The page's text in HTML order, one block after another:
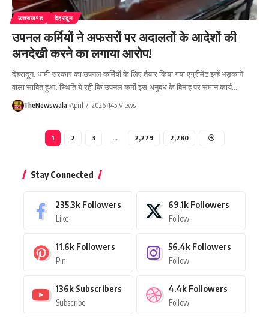
उत्तराखण्ड देहरादून
उपनल कर्मियों ने अफसरों पर अदालतों के आदेशों की
अनदेखी करने का लगाया आरोप!
देहरादून: धामी सरकार का उपनल कर्मियों के लिए तैयार किया गया एग्रीमेंट इन्हें भड़काने
वाला साबित हुआ. स्थिति ये रही कि उपनल कर्मी इस अनुबंध के बिनाह पर समान कार्य…
TheNewswala April 7, 2026 145 Views
1 2 3 … 2,279 2,280
Stay Connected
235.3k Followers
Like
69.1k Followers
Follow
11.6k Followers
Pin
56.4k Followers
Follow
136k Subscribers
Subscribe
4.4k Followers
Follow